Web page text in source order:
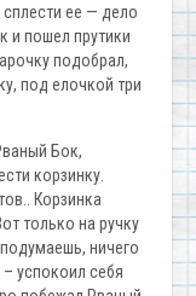
ее — дело
и пошел прутики
подобрал,
под елочкой три
Бок,
корзинку.
Корзинка
только на ручку
ничего
успокоил себя